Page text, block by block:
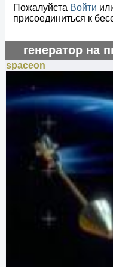
Пожалуйста Войти
присоединиться к
генератор на
spaceon